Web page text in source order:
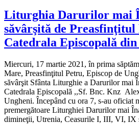
Liturghia Darurilor mai
săvârşită de Preasfinţitul
Catedrala Episcopală
Miercuri, 17 martie 2021, în prima
Mare, Preasfinţitul Petru, Episcop de
săvârşit Sfânta Liturghie a Darurilor mai
Catedrala Episcopală ,,Sf. Bnc. Knz
Ungheni. Începând cu ora 7, s-au oficiat
premergătoare Liturghiei Darurilor mai
dimineţii, Utrenia, Ceasurile I, III, VI,